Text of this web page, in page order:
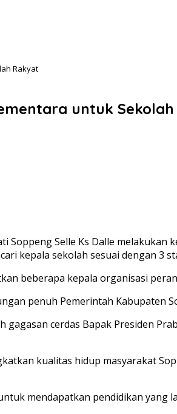
Rakyat
untuk
Soppeng Selle Ks Dalle
kepala sekolah sesuai dengan 3
beberapa kepala organisasi
penuh Pemerintah Kabupaten
cerdas Bapak Presiden
kualitas hidup masyarakat
mendapatkan pendidikan yang